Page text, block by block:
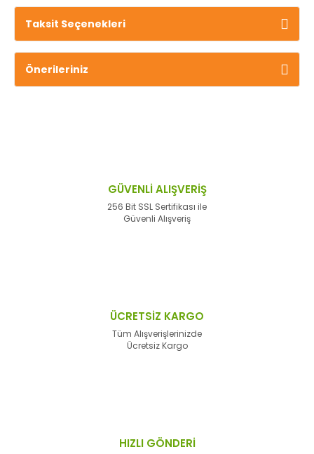
Taksit Seçenekleri
Önerileriniz
GÜVENLİ ALIŞVERİŞ
256 Bit SSL Sertifikası ile
Güvenli Alışveriş
ÜCRETSİZ KARGO
Tüm Alışverişlerinizde
Ücretsiz Kargo
HIZLI GÖNDERİ